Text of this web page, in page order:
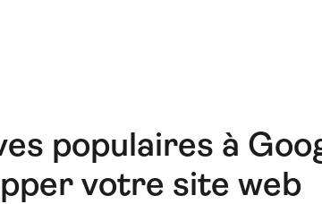
populaires à
votre site web